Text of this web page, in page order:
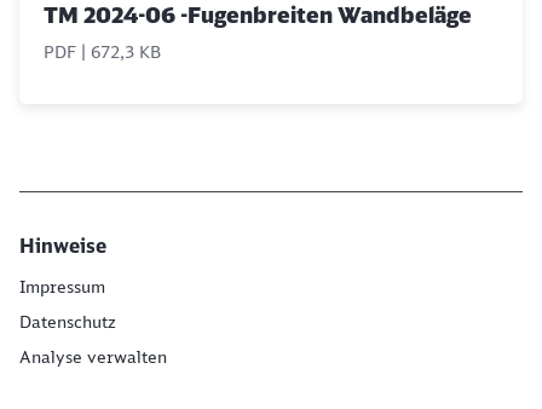
TM 2024-06 -Fugenbreiten Wandbeläge
PDF | 672,3 KB
Hinweise
Impressum
Datenschutz
Analyse verwalten